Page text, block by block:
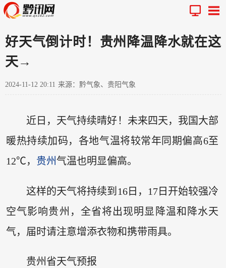
好天气倒计时！贵州降温降水就在这
天→
2024-11-12 20:11 来源：黔气象、贵阳气象
近日，天气持续晴好！未来四天，我国大部
暖热持续加码，各地气温将较常年同期偏高6至
12℃， 贵州气温也明显偏高。
这样的天气将持续到16日，17日开始较强冷
空气影响贵州，全省将出现明显降温和降水天
气，届时请注意增添衣物和携带雨具。
贵州省天气预报